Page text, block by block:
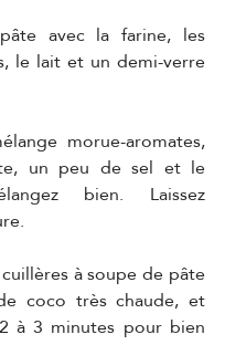
avec la farine, les
le lait et un demi-verre
morue-aromates,
un peu de sel et le
bien. Laissez
à soupe de pâte
coco très chaude, et
à 3 minutes pour bien